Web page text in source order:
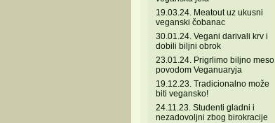
19.03.24. Meatout uz ukusni
veganski čobanac
30.01.24. Vegani darivali krv i
dobili biljni obrok
23.01.24. Prigrlimo biljno meso
povodom Veganuaryja
19.12.23. Tradicionalno može
biti vegansko!
24.11.23. Studenti gladni i
nezadovoljni zbog birokracije